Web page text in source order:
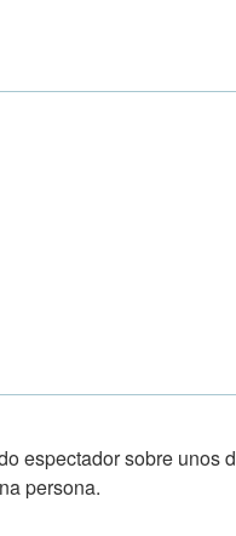
espectador sobre unos
persona.